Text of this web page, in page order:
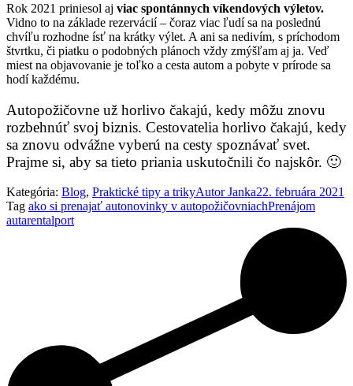
Rok 2021 priniesol aj viac spontánnych víkendových výletov.
Vidno to na základe rezervácií – čoraz viac ľudí sa na poslednú
chvíľu rozhodne ísť na krátky výlet. A ani sa nedivím, s príchodom
štvrtku, či piatku o podobných plánoch vždy zmýšľam aj ja. Veď
miest na objavovanie je toľko a cesta autom a pobyte v prírode sa
hodí každému.
Autopožičovne už horlivo čakajú, kedy môžu znovu
rozbehnúť svoj biznis. Cestovatelia horlivo čakajú, kedy
sa znovu odvážne vyberú na cesty spoznávať svet.
Prajme si, aby sa tieto priania uskutočnili čo najskôr. 🙂
Kategória: Blog, Praktické tipy a trikyAutorJanka22. februára 2021
Tag ako si prenajať autonovinky v autopožičovniachPrenájom
autarentalport